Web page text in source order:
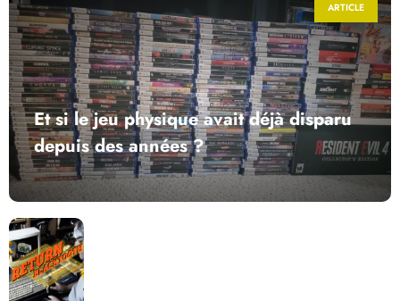
ARTICLE
Et si le jeu physique avait déjà disparu
depuis des années ?